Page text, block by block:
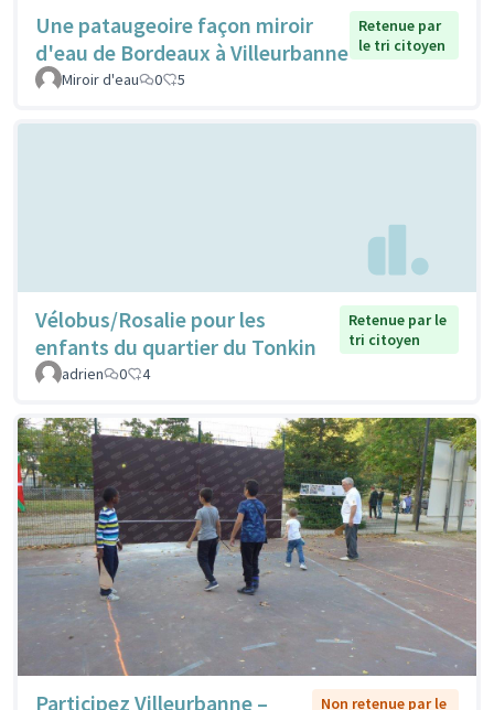
Une pataugeoire façon miroir
d'eau de Bordeaux à Villeurbanne
Retenue par
le tri citoyen
Miroir d'eau
0 5
Vélobus/Rosalie pour les
enfants du quartier du Tonkin
Retenue par le
tri citoyen
adrien
0 4
Participez Villeurbanne – Non retenue par le